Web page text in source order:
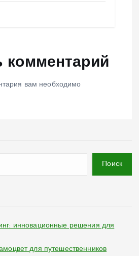
комментарий
вам необходимо
Поиск
инновационные решения для
для путешественников